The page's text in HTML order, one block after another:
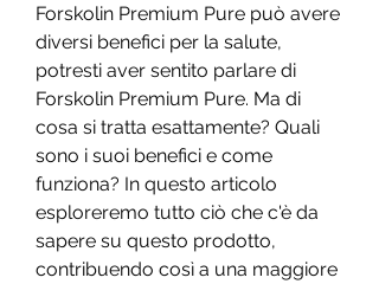
Forskolin Premium Pure può avere
diversi benefici per la salute,
potresti aver sentito parlare di
Forskolin Premium Pure. Ma di
cosa si tratta esattamente? Quali
sono i suoi benefici e come
funziona? In questo articolo
esploreremo tutto ciò che c'è da
sapere su questo prodotto,
contribuendo così a una maggiore